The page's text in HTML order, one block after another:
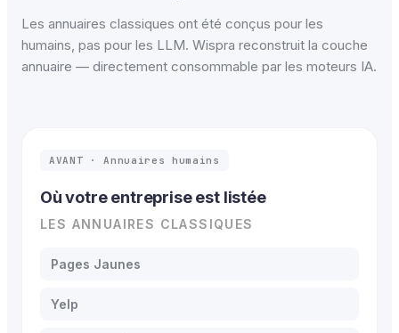
Les annuaires classiques ont été conçus pour les
humains, pas pour les LLM. Wispra reconstruit la couche
annuaire — directement consommable par les moteurs IA.
AVANT · Annuaires humains
Où votre entreprise est listée
LES ANNUAIRES CLASSIQUES
Pages Jaunes
Yelp